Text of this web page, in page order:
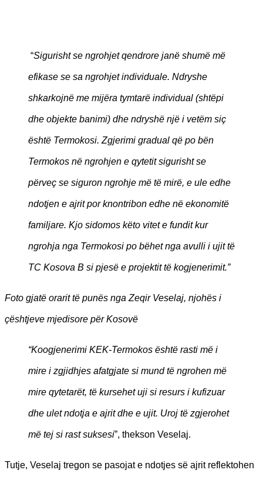
“Sigurisht se ngrohjet qendrore janë shumë më
efikase se sa ngrohjet individuale. Ndryshe
shkarkojnë me mijëra tymtarë individual (shtëpi
dhe objekte banimi) dhe ndryshë një i vetëm siç
është Termokosi. Zgjerimi gradual që po bën
Termokos në ngrohjen e qytetit sigurisht se
përveç se siguron ngrohje më të mirë, e ule edhe
ndotjen e ajrit por knontribon edhe në ekonomitë
familjare. Kjo sidomos këto vitet e fundit kur
ngrohja nga Termokosi po bëhet nga avulli i ujit të
TC Kosova B si pjesë e projektit të kogjenerimit.”
Foto gjatë orarit të punës nga Zeqir Veselaj, njohës i
çështjeve mjedisore për Kosovë
“Koogjenerimi KEK-Termokos është rasti më i
mire i zgjidhjes afatgjate si mund të ngrohen më
mire qytetarët, të kursehet uji si resurs i kufizuar
dhe ulet ndotja e ajrit dhe e ujit. Uroj të zgjerohet
më tej si rast suksesi”, thekson Veselaj.
Tutje, Veselaj tregon se pasojat e ndotjes së ajrit reflektohen